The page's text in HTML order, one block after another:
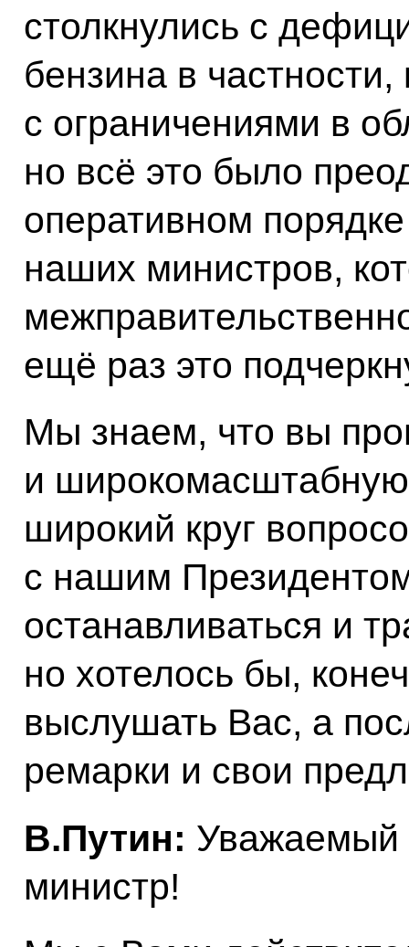
столкнулись с
бензина в частности,
с ограничениями в
но всё это было
оперативном
наших министров,
ещё раз это
Мы знаем, что вы
и
широкий круг
с нашим
останавливаться и
но хотелось бы,
выслушать Вас, а
ремарки и свои
В.Путин: Уважаемый
министр!